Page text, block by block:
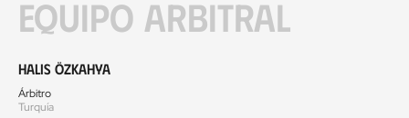
Equipo arbitral
Halis Özkahya
Árbitro
Turquía